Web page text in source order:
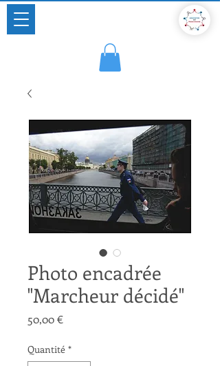
Photo encadrée
"Marcheur décidé"
50,00 €Prix
Quantité *